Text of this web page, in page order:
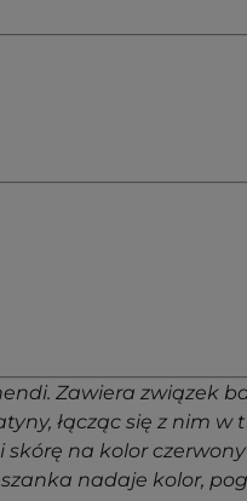
Zawiera związek
łącząc się z nim
na kolor
nadaje kolor,